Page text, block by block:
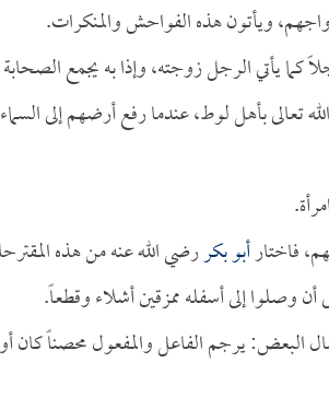
ويأتون هذه الفواحش والمنكرات.
يأتي الرجل زوجته، وإذا به يجمع الصحابة
تعالى بأهل لوط، عندما رفع أرضهم إلى السماء
فاختارأبو بكررضي الله عنه من هذه
وصلوا إلى أسفله ممزقين أشلاء وقطعاً.
البعض: يرجم الفاعل والمفعول محصناً كان